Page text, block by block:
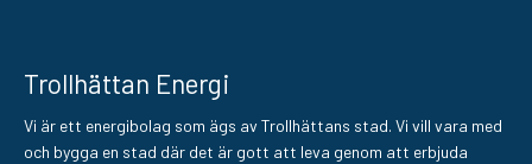
Trollhättan Energi
Vi är ett energibolag som ägs av Trollhättans stad. Vi vill vara med
och bygga en stad där det är gott att leva genom att erbjuda